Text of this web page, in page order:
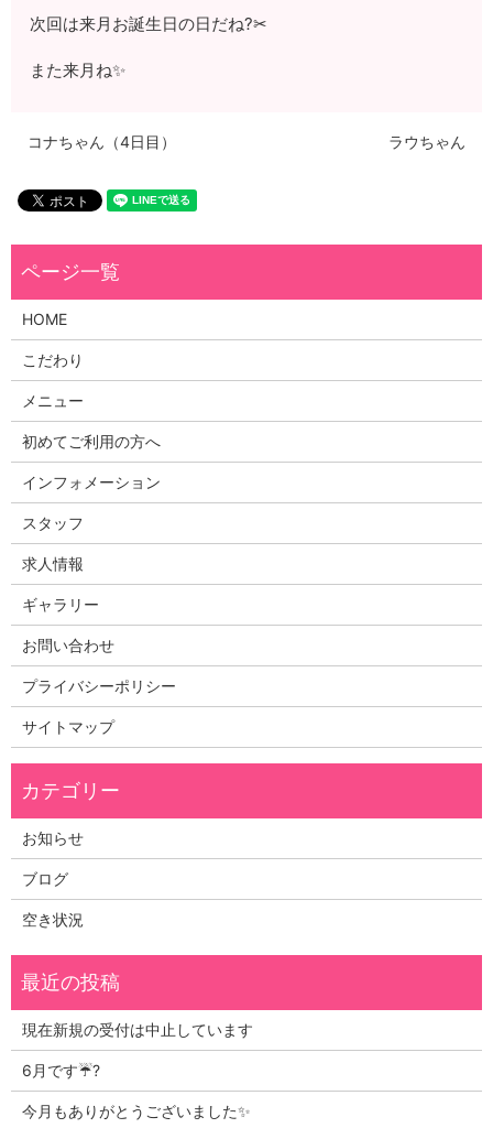
次回は来月お誕生日の日だね?✂
また来月ね✨
コナちゃん（4日目） ラウちゃん
HOME
こだわり
メニュー
初めてご利用の方へ
インフォメーション
スタッフ
求人情報
ギャラリー
お問い合わせ
プライバシーポリシー
サイトマップ
お知らせ
ブログ
空き状況
現在新規の受付は中止しています
6月です☔?
今月もありがとうございました✨